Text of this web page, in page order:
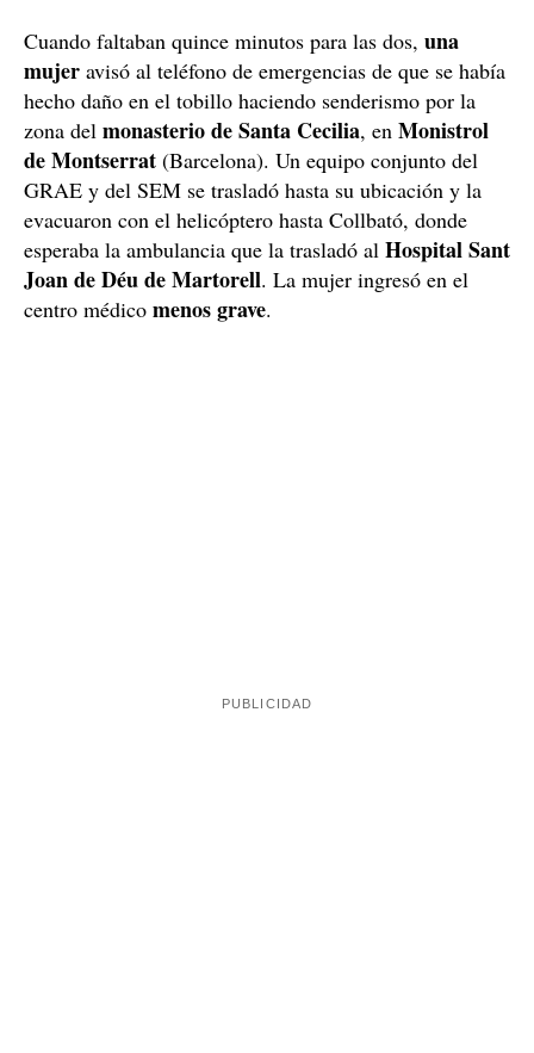
Cuando faltaban quince minutos para las dos, una
mujer avisó al teléfono de emergencias de que se había
hecho daño en el tobillo haciendo senderismo por la
zona del monasterio de Santa Cecilia, en Monistrol
de Montserrat (Barcelona). Un equipo conjunto del
GRAE y del SEM se trasladó hasta su ubicación y la
evacuaron con el helicóptero hasta Collbató, donde
esperaba la ambulancia que la trasladó al Hospital Sant
Joan de Déu de Martorell. La mujer ingresó en el
centro médico menos grave.